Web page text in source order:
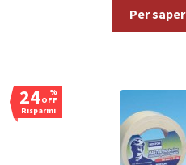
Per
24 %
OFF
Risparmi
€1,10